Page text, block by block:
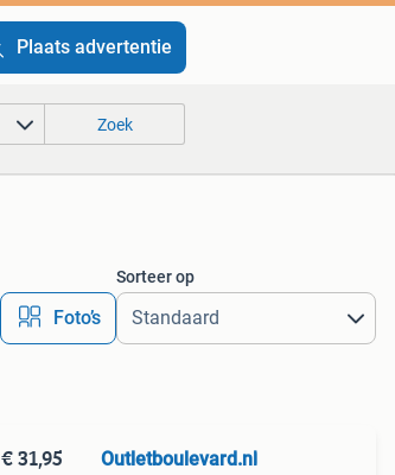
Plaats advertentie
Zoek
Foto’s
Sorteer op
€ 31,95 Outletboulevard.nl